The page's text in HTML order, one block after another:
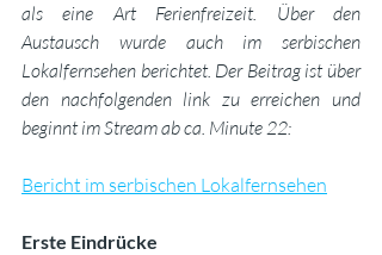
als eine Art Ferienfreizeit. Über den
Austausch wurde auch im serbischen
Lokalfernsehen berichtet. Der Beitrag ist über
den nachfolgenden link zu erreichen und
beginnt im Stream ab ca. Minute 22:
Bericht im serbischen Lokalfernsehen
Erste Eindrücke